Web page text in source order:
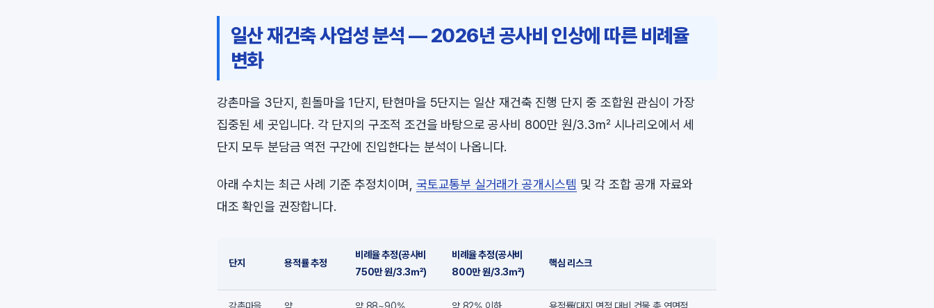
일산 재건축 사업성 분석 — 2026년 공사비 인상에 따른 비례율
변화
강촌마을 3단지, 흰돌마을 1단지, 탄현마을 5단지는 일산 재건축 진행 단지 중 조합원 관심이 가장
집중된 세 곳입니다. 각 단지의 구조적 조건을 바탕으로 공사비 800만 원/3.3㎡ 시나리오에서 세
단지 모두 분담금 역전 구간에 진입한다는 분석이 나옵니다.
아래 수치는 최근 사례 기준 추정치이며, 국토교통부 실거래가 공개시스템 및 각 조합 공개 자료와
대조 확인을 권장합니다.
단지 용적률 추정
비례율 추정(공사비
750만 원/3.3㎡)
비례율 추정(공사비
800만 원/3.3㎡)
핵심 리스크